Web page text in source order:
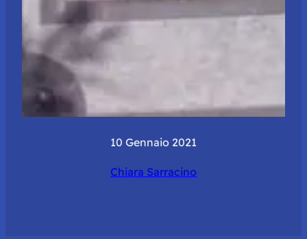
10 Gennaio 2021
Chiara Sarracino